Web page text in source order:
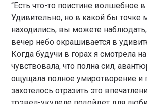
“Есть что-то поистине волшебное в
Удивительно, но в какой бы точке
находились, вы можете
вечер небо окрашивается в
Когда будучи в горах я смотрела на
чувствовала, что полна сил,
ощущала полное умиротворение и
захотелось отразить это